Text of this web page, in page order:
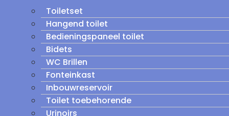
Toiletset
Hangend toilet
Bedieningspaneel toilet
Bidets
WC Brillen
Fonteinkast
Inbouwreservoir
Toilet toebehorende
Urinoirs